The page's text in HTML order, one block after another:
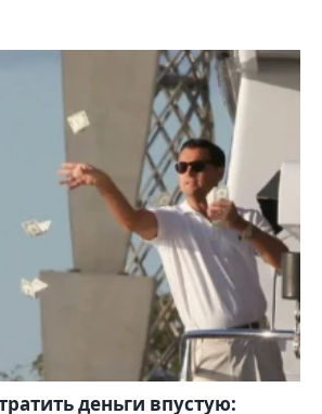
деньги впустую: